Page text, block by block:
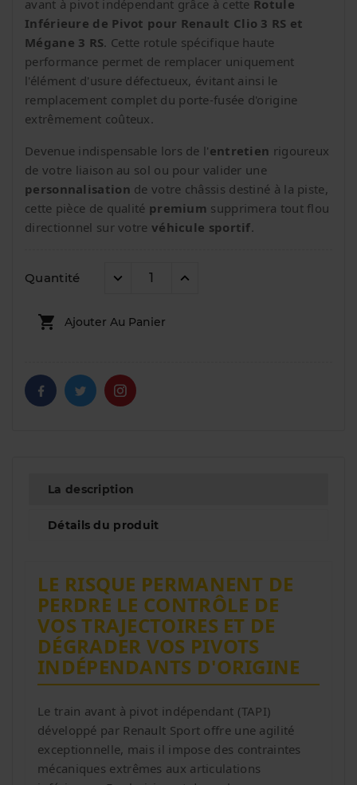
avant à pivot indépendant grâce à cette Rotule
Inférieure de Pivot pour Renault Clio 3 RS et
Mégane 3 RS. Cette rotule spécifique haute
performance permet de remplacer uniquement
l'élément d'usure défectueux, évitant ainsi le
remplacement complet du porte-fusée d'origine
extrêmement coûteux.
Devenue indispensable lors de l'entretien rigoureux
de votre liaison au sol ou pour valider une
personnalisation de votre châssis destiné à la piste,
cette pièce de qualité premium supprimera tout flou
directionnel sur votre véhicule sportif.
Quantité
 Ajouter Au Panier
La description
Détails du produit
LE RISQUE PERMANENT DE
PERDRE LE CONTRÔLE DE
VOS TRAJECTOIRES ET DE
DÉGRADER VOS PIVOTS
INDÉPENDANTS D'ORIGINE
Le train avant à pivot indépendant (TAPI)
développé par Renault Sport offre une agilité
exceptionnelle, mais il impose des contraintes
mécaniques extrêmes aux articulations